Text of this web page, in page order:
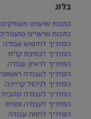
בלוג
כתבות שיענינו מעסיקים
כתבות שיעניינו
המדריך לחיפוש עבודה
המדריך לכתיבת קו"ח
המדריך לראיון עבודה
המדריך לעבודה
המדריך לניהול קריירה
המדריך לעבודה מהבית
המדריך לעבודה זמנית
המדריך לחוזה עבודה